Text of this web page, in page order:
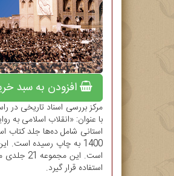
افزودن به سبد
مرکز بررسی اسناد تاریخی در
استفاده قرار گیرد.